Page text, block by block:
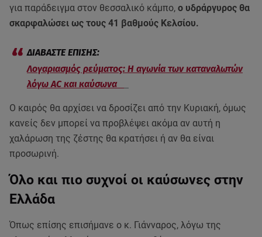
για παράδειγμα στον θεσσαλικό κάμπο, ο υδράργυρος θα
σκαρφαλώσει ως τους 41 βαθμούς Κελσίου.
Λογαριασμός ρεύματος: Η αγωνία των καταναλωτών
λόγω AC και καύσωνα
Ο καιρός θα αρχίσει να δροσίζει από την Κυριακή, όμως
κανείς δεν μπορεί να προβλέψει ακόμα αν αυτή η
χαλάρωση της ζέστης θα κρατήσει ή αν θα είναι
προσωρινή.
Όλο και πιο συχνοί οι καύσωνες στην
Ελλάδα
Όπως επίσης επισήμανε ο κ. Γιάνναρος, λόγω της